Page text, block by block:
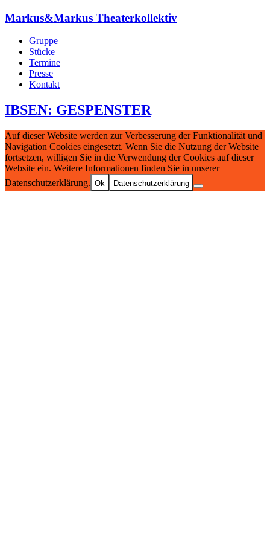
Markus&Markus Theaterkollektiv
Gruppe
Stücke
Termine
Presse
Kontakt
IBSEN: GESPENSTER
Auf dieser Website werden zur Verbesserung der Funktionalität und
Navigation Cookies eingesetzt. Wenn Sie die Nutzung der Website
fortsetzen, willigen Sie in die Verwendung der Cookies auf dieser
Website ein. Weitere Informationen finden Sie in unserer
Datenschutzerklärung. Ok Datenschutzerklärung